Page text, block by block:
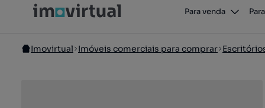
Para venda
Imovirtual Imóveis comerciais para comprar